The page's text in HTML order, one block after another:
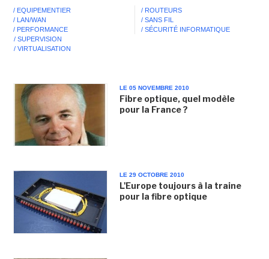
/ EQUIPEMENTIER
/ LAN/WAN
/ PERFORMANCE
/ ROUTEURS
/ SANS FIL
/ SÉCURITÉ INFORMATIQUE
/ SUPERVISION
/ VIRTUALISATION
LE 05 NOVEMBRE 2010
Fibre optique, quel modèle
pour la France ?
LE 29 OCTOBRE 2010
L'Europe toujours à la traine
pour la fibre optique